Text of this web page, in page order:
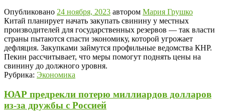
Опубликовано 24 ноября, 2023 автором Мария Грушко
Китай планирует начать закупать свинину у местных
производителей для государственных резервов — так власти
страны пытаются спасти экономику, которой угрожает
дефляция. Закупками займутся профильные ведомства КНР.
Пекин рассчитывает, что меры помогут поднять цены на
свинину до должного уровня.
Рубрика: Экономика
ЮАР предрекли потерю миллиардов долларов
из-за дружбы с Россией